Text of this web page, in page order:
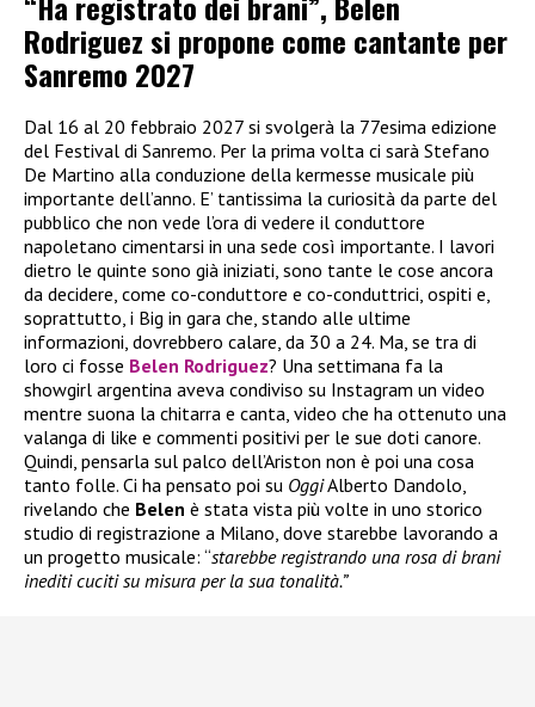
Rodriguez si propone come cantante per
Sanremo 2027
Dal 16 al 20 febbraio 2027 si svolgerà la 77esima edizione
del Festival di Sanremo. Per la prima volta ci sarà Stefano
De Martino alla conduzione della kermesse musicale più
importante dell’anno. E’ tantissima la curiosità da parte del
pubblico che non vede l’ora di vedere il conduttore
napoletano cimentarsi in una sede così importante. I lavori
dietro le quinte sono già iniziati, sono tante le cose ancora
da decidere, come co-conduttore e co-conduttrici, ospiti e,
soprattutto, i Big in gara che, stando alle ultime
informazioni, dovrebbero calare, da 30 a 24. Ma, se tra di
loro ci fosse Belen Rodriguez? Una settimana fa la
showgirl argentina aveva condiviso su Instagram un video
mentre suona la chitarra e canta, video che ha ottenuto una
valanga di like e commenti positivi per le sue doti canore.
Quindi, pensarla sul palco dell’Ariston non è poi una cosa
tanto folle. Ci ha pensato poi su OggiAlberto Dandolo,
rivelando che Belen è stata vista più volte in uno storico
studio di registrazione a Milano, dove starebbe lavorando a
un progetto musicale: “starebbe registrando una rosa di brani
inediti cuciti su misura per la sua tonalità.”